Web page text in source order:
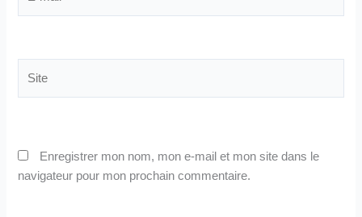
Enregistrer mon nom, mon e-mail et mon site dans le
navigateur pour mon prochain commentaire.